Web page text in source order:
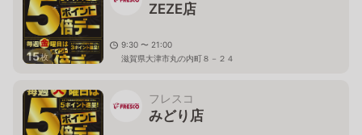
15枚
ZEZE店
9:30 〜 21:00
滋賀県大津市丸の内町８－２４
フレスコ
みどり店